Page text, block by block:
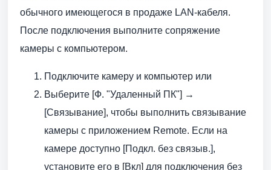
обычного имеющегося в продаже LAN-кабеля.
После подключения выполните сопряжение
камеры с компьютером.
Подключите камеру и компьютер или
Выберите [Ф. "Удаленный ПК"] →
[Связывание], чтобы выполнить связывание
камеры с приложением Remote. Если на
камере доступно [Подкл. без связыв.],
установите его в [Вкл] для подключения без